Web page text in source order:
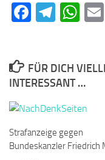
Facebook
FÜR DICH
INTERESSANT …
Strafanzeige gegen
Bundeskanzler Friedrich